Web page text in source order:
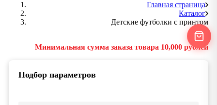
Главная страница
Каталог
Детские футболки с принтом
Минимальная сумма заказа товара 10,000 рублей
Подбор параметров